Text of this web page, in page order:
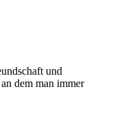
und
dem man immer